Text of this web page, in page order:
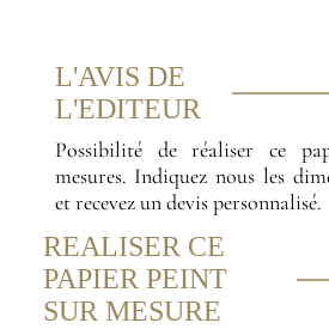
L'AVIS DE
L'EDITEUR
Possibilité de réaliser ce
mesures. Indiquez nous les
et recevez un devis personnalisé.
REALISER CE
PAPIER PEINT
SUR MESURE